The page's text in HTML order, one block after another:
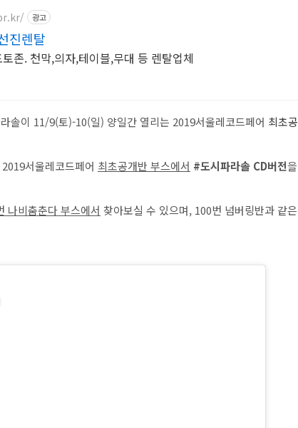
광고
진렌탈
존. 천막,의자,테이블,무대 등 렌탈업체
솔이 11/9(토)-10(일) 양일간 열리는 2019서울레코드페어 최초
서울레코드페어 최초공개반 부스에서 #도시파라솔 CD버전
나비춤춘다 부스에서 찾아보실 수 있으며, 100번 넘버링반과 같은